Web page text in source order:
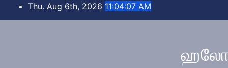
to
Thu. Aug 6th, 2026 11:04:07 AM
ஹலோ